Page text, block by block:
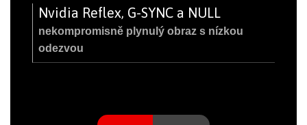
Nvidia Reflex, G-SYNC a NULL
nekompromisně plynulý obraz s nízkou
odezvou